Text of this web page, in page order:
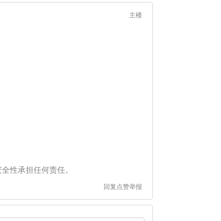
主楼
性承担任何责任。
回复 点赞举报